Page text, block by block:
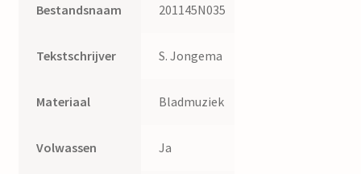
Bestandsnaam 201145N035
Tekstschrijver S. Jongema
Materiaal Bladmuziek
Volwassen Ja